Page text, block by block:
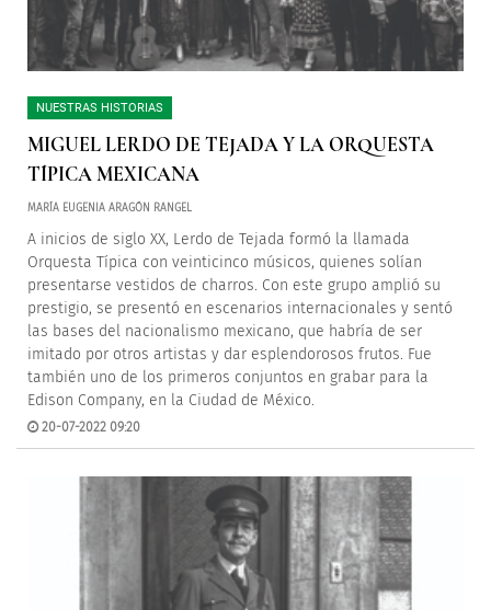
NUESTRAS HISTORIAS
MIGUEL LERDO DE TEJADA Y LA ORQUESTA
TÍPICA MEXICANA
MARÍA EUGENIA ARAGÓN RANGEL
A inicios de siglo XX, Lerdo de Tejada formó la llamada
Orquesta Típica con veinticinco músicos, quienes solían
presentarse vestidos de charros. Con este grupo amplió su
prestigio, se presentó en escenarios internacionales y sentó
las bases del nacionalismo mexicano, que habría de ser
imitado por otros artistas y dar esplendorosos frutos. Fue
también uno de los primeros conjuntos en grabar para la
Edison Company, en la Ciudad de México.
20-07-2022 09:20